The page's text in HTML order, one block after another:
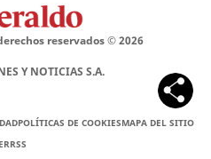
reservados ©2026
Y NOTICIAS S.A.
POLÍTICAS DE COOKIESMAPA DEL SITIO
RSS